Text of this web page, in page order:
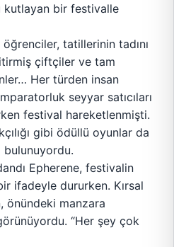
kutlayan bir festivalle
öğrenciler, tatillerinin tadını
çiftçiler ve tam
Her türden insan
seyyar satıcıları
festival hareketlenmişti.
gibi ödüllü oyunlar da
bulunuyordu.
Epherene, festivalin
ifadeyle dururken. Kırsal
önündeki manzara
“Her şey çok